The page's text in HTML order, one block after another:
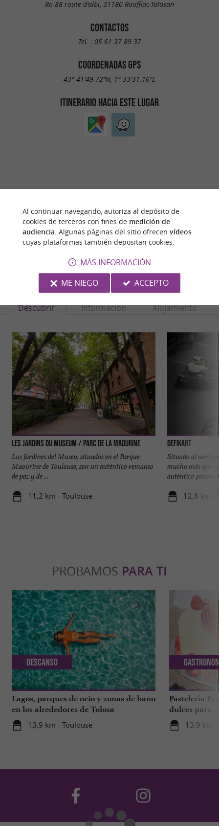
Rn 88 route d'albi, 31180 Rouffiac-Tolosan
CONTACTOS
Tel. : 05 61 37 89 37
COORDENADAS GPS
43° 41'49.72"N, 1° 33'31.16"E
ITINERARIO HACIA ESTE LUGAR
DE ESTE ESTABLECIMIENTO? TOME EL CONTROL
DE SU ARCHIVO Y MODIFÍQUELO
SEGÚN SUS DESEOS...
PARA DESCUBRIRALREDEDOR
Descubrir Información Alojamiento
Les Jardins du Museum / Parc de la Maourine
Los Jardines del Museo, situados en el Parque
Maourine de Toulouse, son un auténtico remanso
de paz y de ...
11,2 km - Toulouse
DefiKart
Situado al norte
mucho más que
auténtico parque
12,8 km -
PROBAMOS PARA TI
Lagos, parques de ocio y zonas de baño
en los alrededores de Tolosa
13,9 km - Toulouse
Descanso
Pastelería
dulces para
a 1 hora de
13,9 km
Al continuar navegando, autoriza al depósito de
cookies de terceros con fines de medición de
audiencia . Algunas páginas del sitio ofrecen vídeos
cuyas plataformas también depositan cookies.
MÁS INFORMACIÓN
ME NIEGO
ACCEPTO